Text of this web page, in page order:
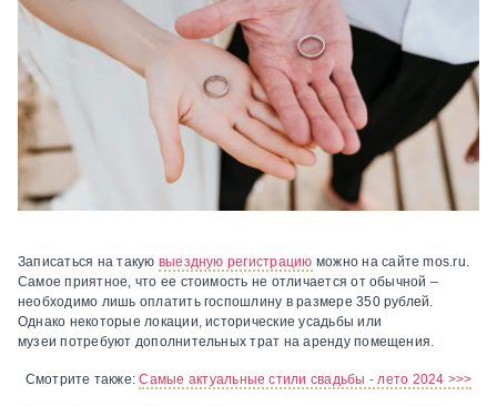
Записаться на такую выездную регистрацию можно на сайте mos.ru.
Самое приятное, что ее стоимость не отличается от обычной –
необходимо лишь оплатить госпошлину в размере 350 рублей.
Однако некоторые локации, исторические усадьбы или
музеи потребуют дополнительных трат на аренду помещения.
Смотрите также:Самые актуальные стили свадьбы - лето 2024 >>>